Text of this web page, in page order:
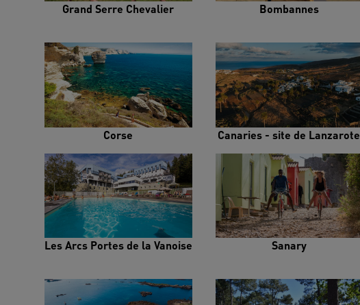
Grand Serre Chevalier Bombannes
Corse Canaries - site de Lanzarote
Les Arcs Portes de la Vanoise Sanary